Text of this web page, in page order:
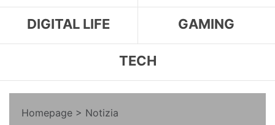
DIGITAL LIFE GAMING
TECH
Homepage > Notizia